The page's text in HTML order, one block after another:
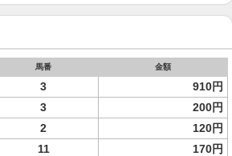
馬番 金額
3 910円
3
200円
2
120円
11
170円